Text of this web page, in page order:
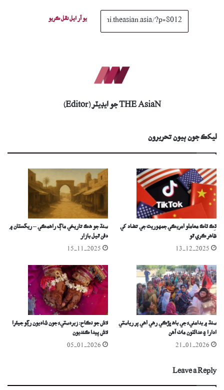
يو آر ايل نقل ڪريو
THE AsiaN جو ايڊيٽر (Editor)
ليکڪ جون ٻيون تحريرون
ٽِڪ ٽاڪ معاملو آمريڪي جمهوريت جي تضاد کي
ظاهر ڪري ٿو
13-12-2025
سنڌ جو ھڪ تاريخي ماڳ راهمڪي – ريگستان ۾
دفن ٿيل بازار
15-11-2025
سنڌ ۾ بدامنيءَ جي باھ ڀڙڪي رھي آھي پر رياستي
ادارا ۽ عدالتون ماٺ آھن
21-01-2026
لاش جو نڪاح: زبردستيءَ جون شاديون رڳو جيئرا
لاش پيدا ڪنديون
05-01-2026
Leave a Reply